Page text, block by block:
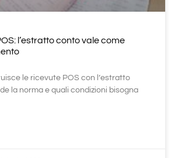
l’estratto conto vale come
le ricevute POS con l’estratto
la norma e quali condizioni bisogna